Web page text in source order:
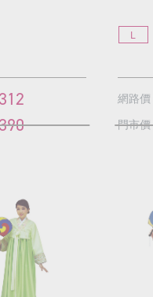
L
網路價
門市價